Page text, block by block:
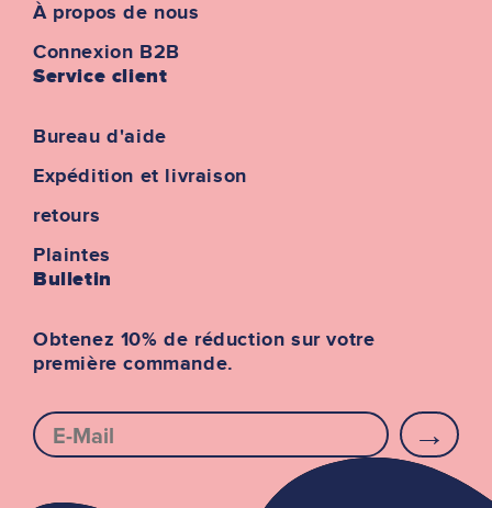
À propos de nous
Connexion B2B
Service client
Bureau d'aide
Expédition et livraison
retours
Plaintes
Bulletin
Obtenez 10% de réduction sur votre
première commande.
E-mail